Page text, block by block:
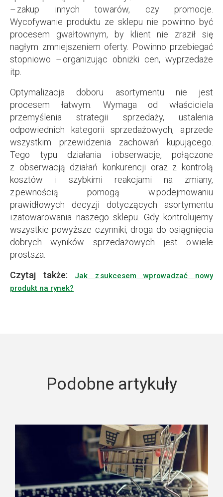
– zakup innych towarów, czy promocje.
Wycofywanie produktu ze sklepu nie powinno być
procesem gwałtownym, by klient nie zraził się
nagłym zmniejszeniem oferty. Powinno przebiegać
stopniowo – organizując obniżki cen, wyprzedaże
itp.
Optymalizacja doboru asortymentu nie jest
procesem łatwym. Wymaga od właściciela
przemyślenia strategii sprzedaży, ustalenia
odpowiednich kategorii sprzedażowych, a przede
wszystkim przewidzenia zachowań kupującego.
Tego typu działania i obserwacje, połączone
z obserwacją działań konkurencji oraz z kontrolą
kosztów i szybkimi reakcjami na zmiany,
z pewnością pomogą w podejmowaniu
prawidłowych decyzji dotyczących asortymentu
i zatowarowania naszego sklepu. Gdy kontrolujemy
wszystkie powyższe czynniki, droga do osiągnięcia
dobrych wyników sprzedażowych jest o wiele
prostsza.
Czytaj także:
Jak z sukcesem wprowadzać nowy
produkt na rynek?
Podobne artykuły